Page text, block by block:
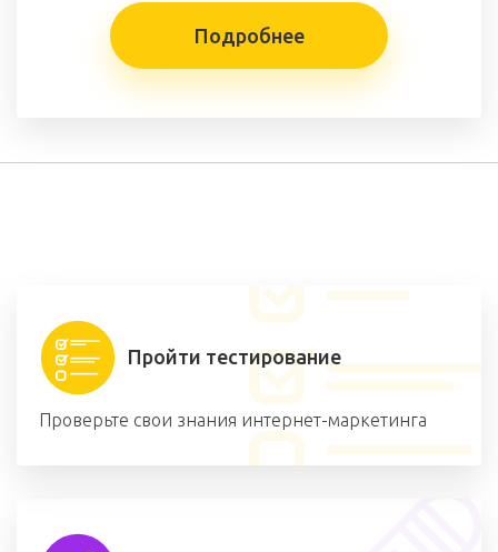
Подробнее
Пройти тестирование
Проверьте свои знания интернет-маркетинга